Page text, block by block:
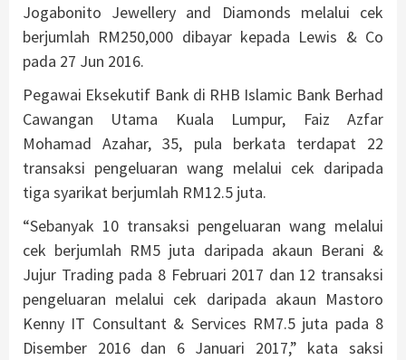
Jogabonito Jewellery and Diamonds melalui cek
berjumlah RM250,000 dibayar kepada Lewis & Co
pada 27 Jun 2016.
Pegawai Eksekutif Bank di RHB Islamic Bank Berhad
Cawangan Utama Kuala Lumpur, Faiz Azfar
Mohamad Azahar, 35, pula berkata terdapat 22
transaksi pengeluaran wang melalui cek daripada
tiga syarikat berjumlah RM12.5 juta.
“Sebanyak 10 transaksi pengeluaran wang melalui
cek berjumlah RM5 juta daripada akaun Berani &
Jujur Trading pada 8 Februari 2017 dan 12 transaksi
pengeluaran melalui cek daripada akaun Mastoro
Kenny IT Consultant & Services RM7.5 juta pada 8
Disember 2016 dan 6 Januari 2017,” kata saksi